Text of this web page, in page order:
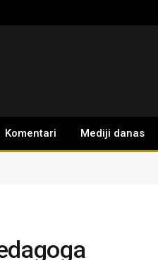
Komentari Mediji danas